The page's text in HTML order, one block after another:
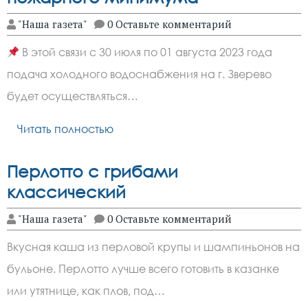
"Наша газета" 0 Оставьте комментарий
В этой связи с 30 июля по 01 августа 2023 года
подача холодного водоснабжения на г. Зверево
будет осуществляться…
Читать полностью
Перлотто с грибами
классический
"Наша газета" 0 Оставьте комментарий
Вкусная каша из перловой крупы и шампиньонов на
бульоне. Перлотто лучше всего готовить в казанке
или утятнице, как плов, под…